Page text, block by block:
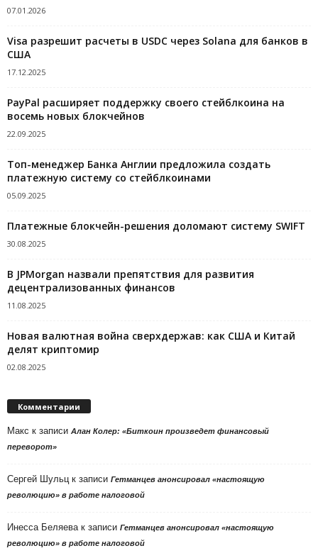
07.01.2026
Visa разрешит расчеты в USDC через Solana для банков в
США
17.12.2025
PayPal расширяет поддержку своего стейблкоина на
восемь новых блокчейнов
22.09.2025
Топ-менеджер Банка Англии предложила создать
платежную систему со стейблкоинами
05.09.2025
Платежные блокчейн-решения доломают систему SWIFT
30.08.2025
В JPMorgan назвали препятствия для развития
децентрализованных финансов
11.08.2025
Новая валютная война сверхдержав: как США и Китай
делят криптомир
02.08.2025
Комментарии
Макс к записи Алан Колер: «Биткоин произведет финансовый
переворот»
Сергей Шульц к записи Гетманцев анонсировал «настоящую
революцию» в работе налоговой
Инесса Беляева к записи Гетманцев анонсировал «настоящую
революцию» в работе налоговой